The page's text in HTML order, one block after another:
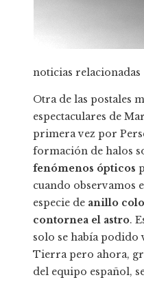
noticias relacionadas
Otra de las postales
espectaculares de
primera vez por
formación de halos
fenómenos ópticos
cuando observamos
especie de anillo
contornea el astro.
solo se había podido
Tierra pero ahora,
del equipo español,